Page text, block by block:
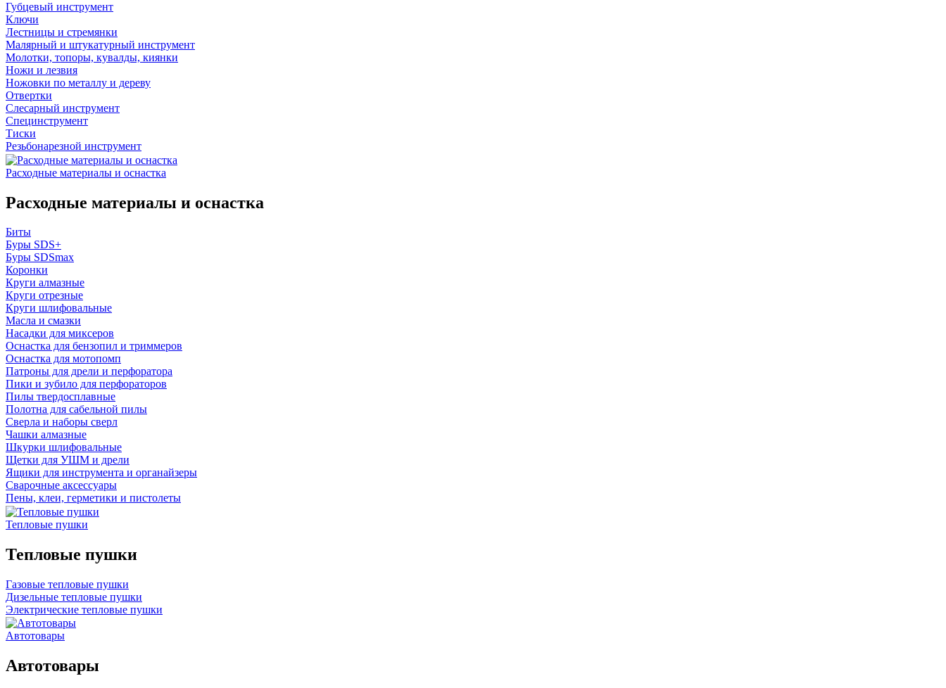
Губцевый инструмент
Ключи
Лестницы и стремянки
Малярный и штукатурный инструмент
Молотки, топоры, кувалды, киянки
Ножи и лезвия
Ножовки по металлу и дереву
Отвертки
Слесарный инструмент
Специнструмент
Тиски
Резьбонарезной инструмент
Расходные материалы и оснастка
Расходные материалы и оснастка
Биты
Буры SDS+
Буры SDSmax
Коронки
Круги алмазные
Круги отрезные
Круги шлифовальные
Масла и смазки
Насадки для миксеров
Оснастка для бензопил и триммеров
Оснастка для мотопомп
Патроны для дрели и перфоратора
Пики и зубило для перфораторов
Пилы твердосплавные
Полотна для сабельной пилы
Сверла и наборы сверл
Чашки алмазные
Шкурки шлифовальные
Щетки для УШМ и дрели
Ящики для инструмента и органайзеры
Сварочные аксессуары
Пены, клеи, герметики и пистолеты
Тепловые пушки
Тепловые пушки
Газовые тепловые пушки
Дизельные тепловые пушки
Электрические тепловые пушки
Автотовары
Автотовары